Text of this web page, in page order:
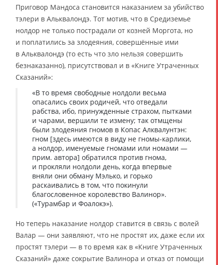
Приговор Мандоса становится наказанием за убийство
тэлери в Альквалондэ. Тот мотив, что в Средиземье
нолдор не только пострадали от козней Моргота, но
и поплатились за злодеяния, совершённые ими
в Альквалондэ (то есть что зло нельзя совершить
безнаказанно), присутствовал и в «Книге Утраченных
Сказаний»:
«В то время свободные нолдоли весьма
опасались своих родичей, что отведали
рабства, ибо, принужденные страхом, пытками
и чарами, вершили те измену; так отмщены
были злодеяния гномов в Копас Алквалунтэн:
гном [здесь имеются в виду не гномы-карлики,
а нолдор, именуемые гномами или номами —
прим. автора] обратился против гнома,
и прокляли нолдоли день, когда впервые
вняли они обману Мэлько, и горько
раскаивались в том, что покинули
благословенное королевство Валинор».
(«Турамбар и Фоалокэ»).
Но теперь наказание нолдор ставится в связь с волей
Валар — они заявляют, что не простят их, даже если их
простят тэлери — в то время как в «Книге Утраченных
Сказаний» даже сокрытие Валинора и отказ от помощи